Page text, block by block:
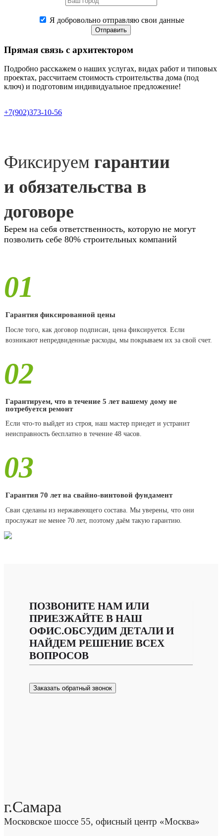
Я добровольно отправляю свои данные
Отправить
Прямая связь с архитектором
Подробно расскажем о наших услугах, видах работ и типовых
проектах, рассчитаем стоимость строительства дома (под
ключ) и подготовим индивидуальное предложение!
+7(902)373-10-56
Фиксируем гарантии
и обязательства в
договоре
Берем на себя ответственность, которую не могут
позволить себе 80% строительных компаний
01
Гарантия фиксированной цены
После того, как договор подписан, цена фиксируется. Если
возникают непредвиденные расходы, мы покрываем их за свой счет.
02
Гарантируем, что в течение 5 лет вашему дому не
потребуется ремонт
Если что-то выйдет из строя, наш мастер приедет и устранит
неисправность бесплатно в течение 48 часов.
03
Гарантия 70 лет на свайно-винтовой фундамент
Сваи сделаны из нержавеющего состава. Мы уверены, что они
прослужат не менее 70 лет, поэтому даём такую гарантию.
ПОЗВОНИТЕ НАМ ИЛИ
ПРИЕЗЖАЙТЕ В НАШ
ОФИС.ОБСУДИМ ДЕТАЛИ И
НАЙДЕМ РЕШЕНИЕ ВСЕХ
ВОПРОСОВ
Заказать обратный звонок
г.Самара
Московское шоссе 55, офисный центр «Москва»